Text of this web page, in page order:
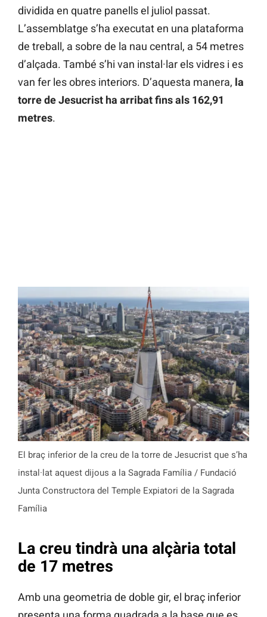
dividida en quatre panells el juliol passat.
L’assemblatge s’ha executat en una plataforma
de treball, a sobre de la nau central, a 54 metres
d’alçada. També s’hi van instal·lar els vidres i es
van fer les obres interiors. D’aquesta manera, la
torre de Jesucrist ha arribat fins als 162,91
metres.
El braç inferior de la creu de la torre de Jesucrist que s’ha
instal·lat aquest dijous a la Sagrada Família / Fundació
Junta Constructora del Temple Expiatori de la Sagrada
Família
La creu tindrà una alçària total
de 17 metres
Amb una geometria de doble gir, el braç inferior